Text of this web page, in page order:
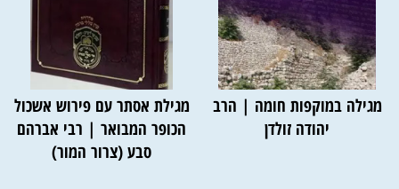
מגילה במוקפות חומה | הרב
יהודה זולדן
מגילת אסתר עם פירוש אשכול
הכופר המבואר | רבי אברהם
סבע (צרור המור)